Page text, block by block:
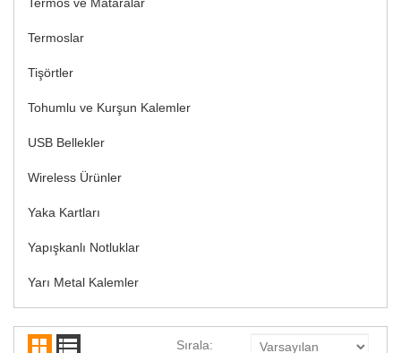
Termoslar
Tişörtler
Tohumlu ve Kurşun Kalemler
USB Bellekler
Wireless Ürünler
Yaka Kartları
Yapışkanlı Notluklar
Yarı Metal Kalemler
Sırala: